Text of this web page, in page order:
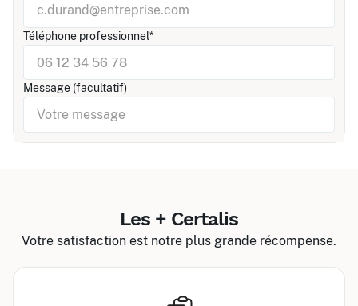
Téléphone professionnel*
Message (facultatif)
Les + Certalis
Votre satisfaction est notre plus grande récompense.